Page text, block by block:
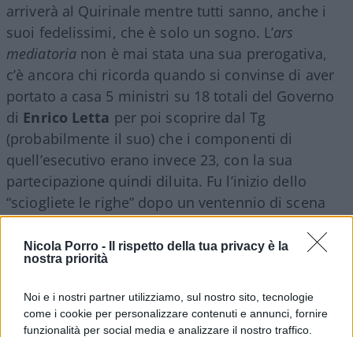
Nicola Porro -
Il rispetto della tua privacy è la
nostra priorità
Noi e i nostri partner utilizziamo, sul nostro sito, tecnologie
come i cookie per personalizzare contenuti e annunci, fornire
funzionalità per social media e analizzare il nostro traffico.
arriverà al Quirinale mentre tutti sanno, anche i
suoi fedelissimi, che è solo un sogno. L’ars
mediatoria non è mai stata una sua prerogativa,
c’è ancora chi ricorda quando si convinse di aver
portato a casa 5 ministri su 18 totali del Governo
di Enrico Letta per poi scoprire dal Tg
(probabilmente il suo) che i componenti di
quell’esecutivo erano invece 23, con la sua
partecipazione quindi diluita. Fu l’inizio dello
“sciogliete le righe” dopo un ventennio di scena
politica.
Quanto alla Lega, l’innamoramento degli italiani
perMatteo Salviniè durato, almeno per il
momento, una sola stagione, certamente non